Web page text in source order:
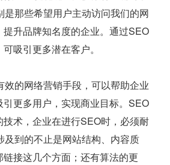
是那些希望用户主动访问我们的网
升品牌知名度的企业。通过SEO
吸引更多潜在客户。
效的网络营销手段，可以帮助企业
更多用户，实现商业目标。SEO
术，企业在进行SEO时，必须耐
及到的不止是网站结构、内容质
接这几个方面；还有算法的更